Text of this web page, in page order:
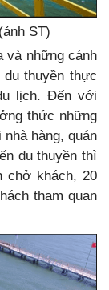
ST)
và những cánh
du thuyền thực
lịch. Đến với
thức những
hàng, quán
du thuyền thì
chở khách, 20
tham quan